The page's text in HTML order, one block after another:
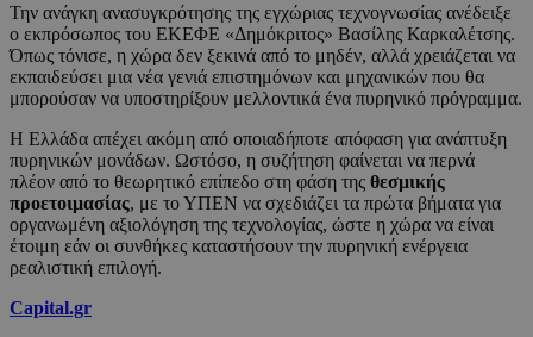
Την ανάγκη ανασυγκρότησης της εγχώριας τεχνογνωσίας ανέδειξε
ο εκπρόσωπος του ΕΚΕΦΕ «Δημόκριτος» Βασίλης Καρκαλέτσης.
Όπως τόνισε, η χώρα δεν ξεκινά από το μηδέν, αλλά χρειάζεται να
εκπαιδεύσει μια νέα γενιά επιστημόνων και μηχανικών που θα
μπορούσαν να υποστηρίξουν μελλοντικά ένα πυρηνικό πρόγραμμα.
Η Ελλάδα απέχει ακόμη από οποιαδήποτε απόφαση για ανάπτυξη
πυρηνικών μονάδων. Ωστόσο, η συζήτηση φαίνεται να περνά
πλέον από το θεωρητικό επίπεδο στη φάση της θεσμικής
προετοιμασίας, με το ΥΠΕΝ να σχεδιάζει τα πρώτα βήματα για
οργανωμένη αξιολόγηση της τεχνολογίας, ώστε η χώρα να είναι
έτοιμη εάν οι συνθήκες καταστήσουν την πυρηνική ενέργεια
ρεαλιστική επιλογή.
Capital.gr